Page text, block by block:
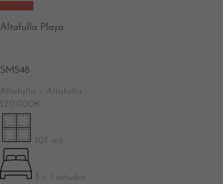
Vendido
Altafulla Playa
-
SM548
Altafulla – Altafulla
270.000€
107 m2
3 + 1 estudio